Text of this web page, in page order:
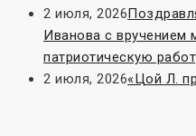
2 июля, 2026
Иванова с вручением
патриотическую
2 июля, 2026«Цой Л.